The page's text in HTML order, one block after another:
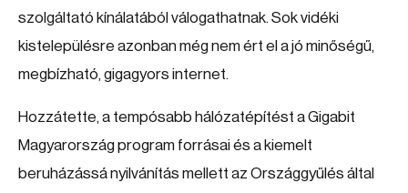
szolgáltató kínálatából válogathatnak. Sok vidéki
kistelepülésre azonban még nem ért el a jó minőségű,
megbízható, gigagyors internet.
Hozzátette, a tempósabb hálózatépítést a Gigabit
Magyarország program forrásai és a kiemelt
beruházássá nyilvánítás mellett az Országgyűlés által